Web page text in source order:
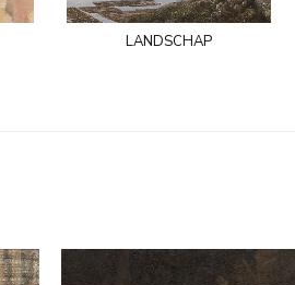
landschap